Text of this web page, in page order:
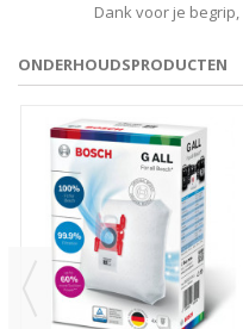
Dank voor je
ONDERHOUDSPRODUCTEN